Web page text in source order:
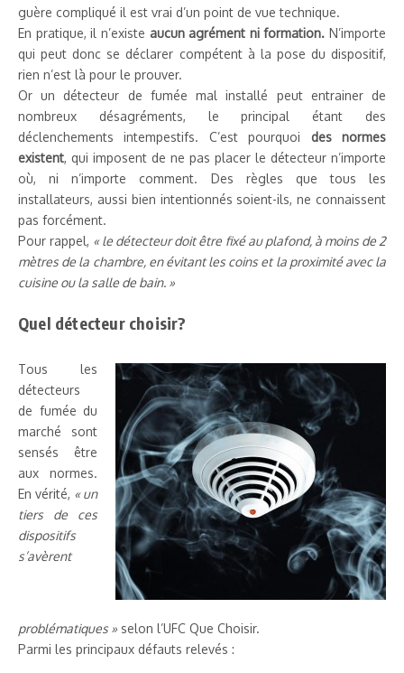
guère compliqué il est vrai d’un point de vue technique.
En pratique, il n’existe aucun agrément ni formation. N’importe
qui peut donc se déclarer compétent à la pose du dispositif,
rien n’est là pour le prouver.
Or un détecteur de fumée mal installé peut entrainer de
nombreux désagréments, le principal étant des
déclenchements intempestifs. C’est pourquoi des normes
existent, qui imposent de ne pas placer le détecteur n’importe
où, ni n’importe comment. Des règles que tous les
installateurs, aussi bien intentionnés soient-ils, ne connaissent
pas forcément.
Pour rappel, « le détecteur doit être fixé au plafond, à moins de 2
mètres de la chambre, en évitant les coins et la proximité avec la
cuisine ou la salle de bain. »
Quel détecteur choisir?
Tous les
détecteurs
de fumée du
marché sont
sensés être
aux normes.
En vérité, « un
tiers de ces
dispositifs
s’avèrent
problématiques » selon l’UFC Que Choisir.
Parmi les principaux défauts relevés :